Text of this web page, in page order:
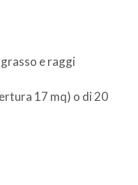
e raggi
17 mq) o di 20